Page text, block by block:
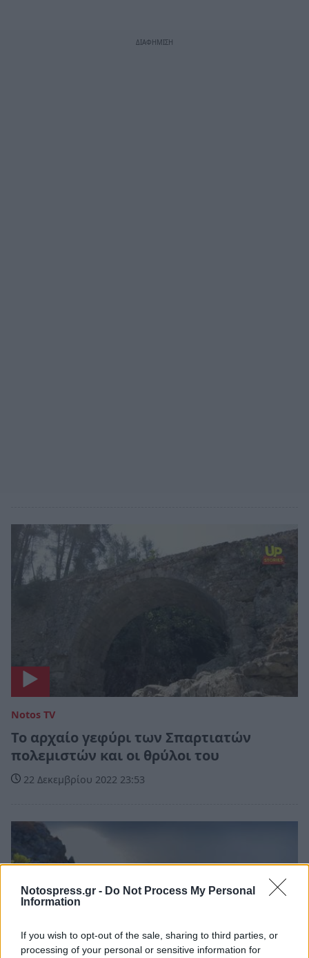
Notospress.gr - Do Not Process My Personal
Information
If you wish to opt-out of the sale, sharing to third parties, or
processing of your personal or sensitive information for
Notos TV
Το αρχαίο γεφύρι των Σπαρτιατών
πολεμιστών και οι θρύλοι του
22 Δεκεμβρίου 2022 23:53